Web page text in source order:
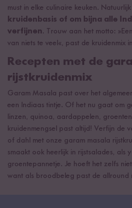
must in elke culinaire keuken.
kruidenbasis of om bijna alle
verfijnen. Trouw aan het motto:
van niets te veel«, past de kruidenmix
Recepten met de
rijstkruidenmix
Garam Masala past over het
een Indiaas tintje. Of het nu gaat om
linzen, quinoa, aardappelen,
kruidenmengsel past altijd! Verfijn de
of dahl met onze garam masala
smaakt ook heerlijk in rijstsalades, als
groentepannetje. Je hoeft het zelfs
want als broodbeleg past de allround